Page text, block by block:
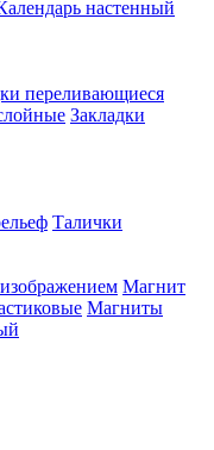
настенный
переливающиеся
Закладки
Талички
Магнит
Магниты